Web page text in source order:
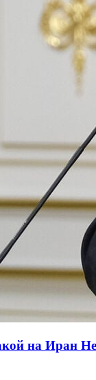
на Иран